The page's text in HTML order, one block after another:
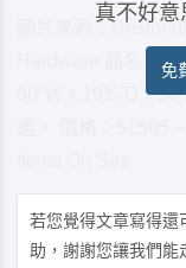
圖片來源：
Hardware 品名：
80″W x 19¾”D x
真不好意
免
若您覺得文章寫得還
助，謝謝您讓我們能